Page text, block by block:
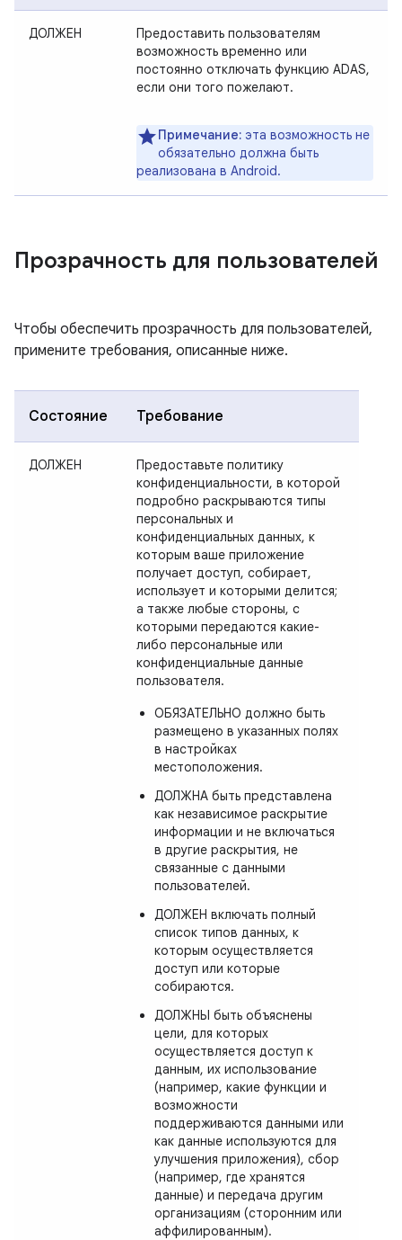
ДОЛЖЕН
Предоставить пользователям
возможность временно или
постоянно отключать функцию ADAS,
если они того пожелают.
Примечание: эта возможность не
обязательно должна быть
реализована в Android.
Прозрачность для пользователей
Чтобы обеспечить прозрачность для пользователей,
примените требования, описанные ниже.
Состояние Требование
ДОЛЖЕН
Предоставьте политику
конфиденциальности, в которой
подробно раскрываются типы
персональных и
конфиденциальных данных, к
которым ваше приложение
получает доступ, собирает,
использует и которыми делится;
а также любые стороны, с
которыми передаются какие-
либо персональные или
конфиденциальные данные
пользователя.
ОБЯЗАТЕЛЬНО должно быть
размещено в указанных полях
в настройках
местоположения.
ДОЛЖНА быть представлена
как независимое раскрытие
информации и не включаться
в другие раскрытия, не
связанные с данными
пользователей.
ДОЛЖЕН включать полный
список типов данных, к
которым осуществляется
доступ или которые
собираются.
ДОЛЖНЫ быть объяснены
цели, для которых
осуществляется доступ к
данным, их использование
(например, какие функции и
возможности
поддерживаются данными или
как данные используются для
улучшения приложения), сбор
(например, где хранятся
данные) и передача другим
организациям (сторонним или
аффилированным).